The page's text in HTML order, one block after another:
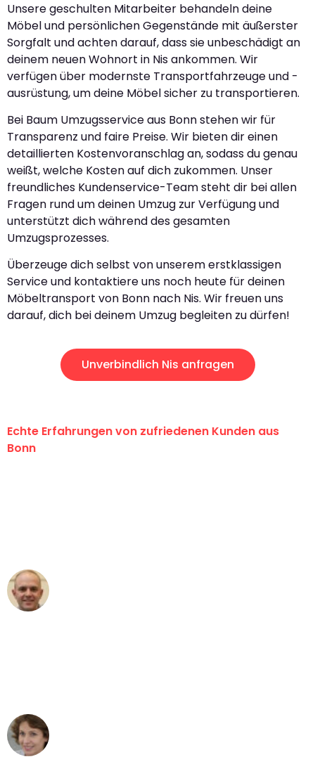
Unsere geschulten Mitarbeiter behandeln deine
Möbel und persönlichen Gegenstände mit äußerster
Sorgfalt und achten darauf, dass sie unbeschädigt an
deinem neuen Wohnort in Nis ankommen. Wir
verfügen über modernste Transportfahrzeuge und -
ausrüstung, um deine Möbel sicher zu transportieren.
Bei Baum Umzugsservice aus Bonn stehen wir für
Transparenz und faire Preise. Wir bieten dir einen
detaillierten Kostenvoranschlag an, sodass du genau
weißt, welche Kosten auf dich zukommen. Unser
freundliches Kundenservice-Team steht dir bei allen
Fragen rund um deinen Umzug zur Verfügung und
unterstützt dich während des gesamten
Umzugsprozesses.
Überzeuge dich selbst von unserem erstklassigen
Service und kontaktiere uns noch heute für deinen
Möbeltransport von Bonn nach Nis. Wir freuen uns
darauf, dich bei deinem Umzug begleiten zu dürfen!
Unverbindlich Nis anfragen
Echte Erfahrungen von zufriedenen Kunden aus
Bonn